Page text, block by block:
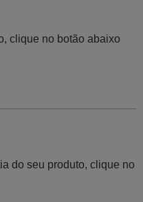
clique no botão abaixo
do seu produto, clique no